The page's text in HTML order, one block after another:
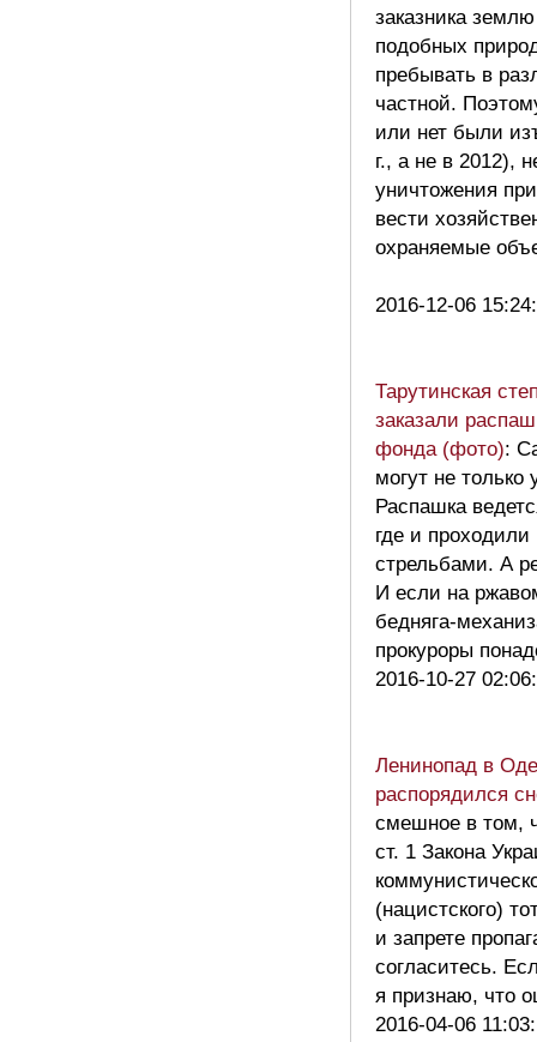
заказника
подобных
пребывать в
частной.
или нет были
г., а не в 2012),
уничтожения
вести
охраняемые
2016-12-06
Тарутинская
заказали
фонда (фото):
могут не
Распашка
где и
стрельбами. А
И если на
бедняга-
прокуроры
2016-10-27
Ленинопад в
распорядился
смешное в том,
ст. 1 Закона
(нацистского)
и запрете
согласитесь.
я признаю, что
2016-04-06